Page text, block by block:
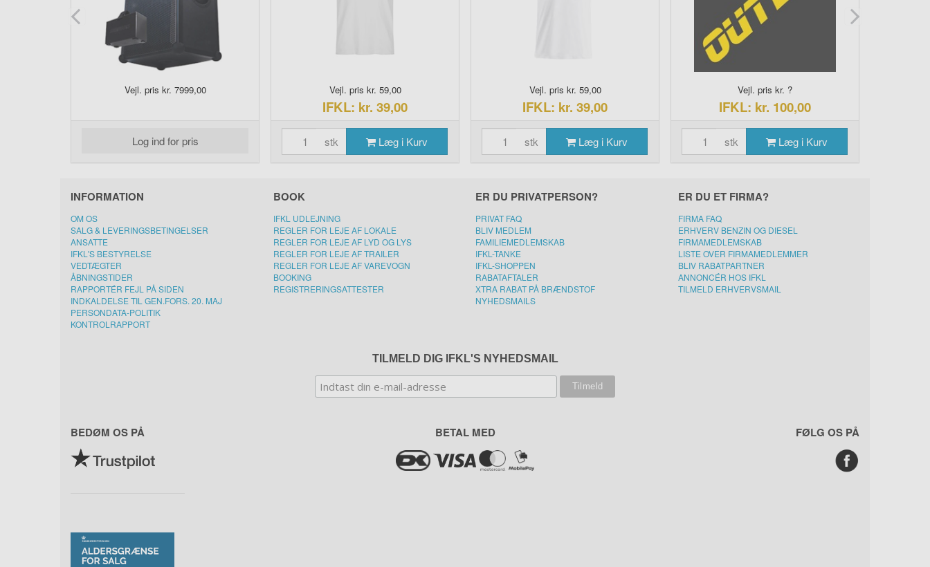
Vejl. pris kr. 7999,00
Log ind for pris
Vejl. pris kr. 59,00
IFKL: kr. 39,00
stk Læg i Kurv
Vejl. pris kr. 59,00
IFKL: kr. 39,00
stk Læg i Kurv
Vejl. pris kr. ?
IFKL: kr. 100,00
stk Læg i Kurv
INFORMATION
OM OS
SALG & LEVERINGSBETINGELSER
ANSATTE
IFKL'S BESTYRELSE
VEDTÆGTER
ÅBNINGSTIDER
RAPPORTÉR FEJL PÅ SIDEN
INDKALDELSE TIL GEN.FORS. 20. MAJ
PERSONDATA-POLITIK
KONTROLRAPPORT
BOOK
IFKL UDLEJNING
REGLER FOR LEJE AF LOKALE
REGLER FOR LEJE AF LYD OG LYS
REGLER FOR LEJE AF TRAILER
REGLER FOR LEJE AF VAREVOGN
BOOKING
REGISTRERINGSATTESTER
ER DU PRIVATPERSON?
PRIVAT FAQ
BLIV MEDLEM
FAMILIEMEDLEMSKAB
IFKL-TANKE
IFKL-SHOPPEN
RABATAFTALER
XTRA RABAT PÅ BRÆNDSTOF
NYHEDSMAILS
ER DU ET FIRMA?
FIRMA FAQ
ERHVERV BENZIN OG DIESEL
FIRMAMEDLEMSKAB
LISTE OVER FIRMAMEDLEMMER
BLIV RABATPARTNER
ANNONCÉR HOS IFKL
TILMELD ERHVERVSMAIL
TILMELD DIG IFKL'S NYHEDSMAIL
BEDØM OS PÅ BETAL MED FØLG OS PÅ